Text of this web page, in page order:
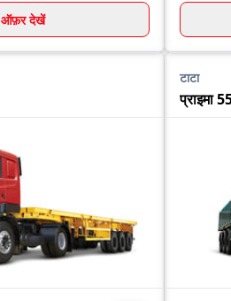
ऑफ़र देखें
टाटा
प्राइमा